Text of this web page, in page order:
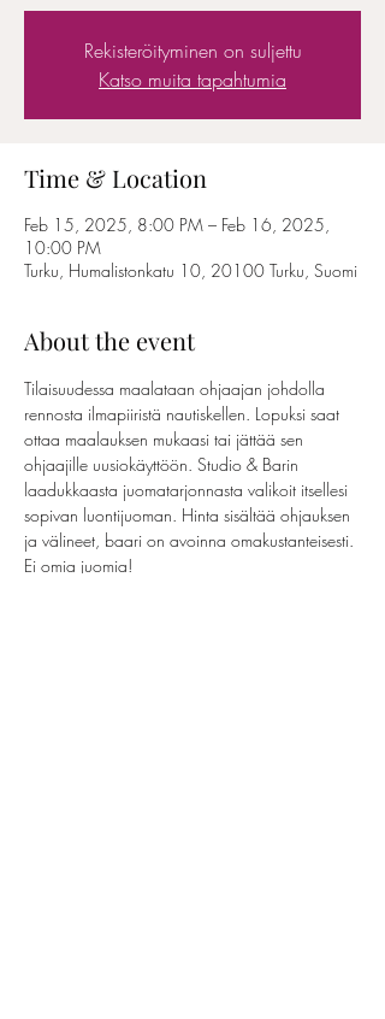
Rekisteröityminen on suljettu
Katso muita tapahtumia
Time & Location
Feb 15, 2025, 8:00 PM – Feb 16, 2025,
10:00 PM
Turku, Humalistonkatu 10, 20100 Turku, Suomi
About the event
Tilaisuudessa maalataan ohjaajan johdolla
rennosta ilmapiiristä nautiskellen. Lopuksi saat
ottaa maalauksen mukaasi tai jättää sen
ohjaajille uusiokäyttöön. Studio & Barin
laadukkaasta juomatarjonnasta valikoit itsellesi
sopivan luontijuoman. Hinta sisältää ohjauksen
ja välineet, baari on avoinna omakustanteisesti.
Ei omia juomia!